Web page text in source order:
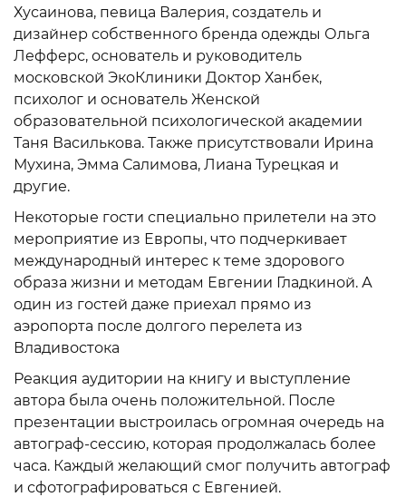
Хусаинова, певица Валерия, создатель и
дизайнер собственного бренда одежды Ольга
Лефферс, основатель и руководитель
московской ЭкоКлиники Доктор Ханбек,
психолог и основатель Женской
образовательной психологической академии
Таня Василькова. Также присутствовали Ирина
Мухина, Эмма Салимова, Лиана Турецкая и
другие.
Некоторые гости специально прилетели на это
мероприятие из Европы, что подчеркивает
международный интерес к теме здорового
образа жизни и методам Евгении Гладкиной. А
один из гостей даже приехал прямо из
аэропорта после долгого перелета из
Владивостока
Реакция аудитории на книгу и выступление
автора была очень положительной. После
презентации выстроилась огромная очередь на
автограф-сессию, которая продолжалась более
часа. Каждый желающий смог получить автограф
и сфотографироваться с Евгенией.